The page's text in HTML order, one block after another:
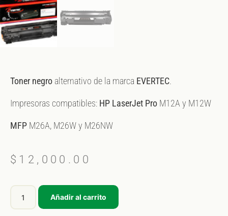
Toner negro alternativo de la marca EVERTEC
Impresoras compatibles: HP LaserJet Pro M12A y M12W
MFP M26A, M26W y M26NW
$ 12,000.00
Añadir al carrito